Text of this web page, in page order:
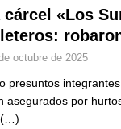
LO ÚLTIMO
de la banda
de un sastre
Fiscalía amplía
cárcel «Los
octubre de 2025
presuntos
asegurados por
(…)